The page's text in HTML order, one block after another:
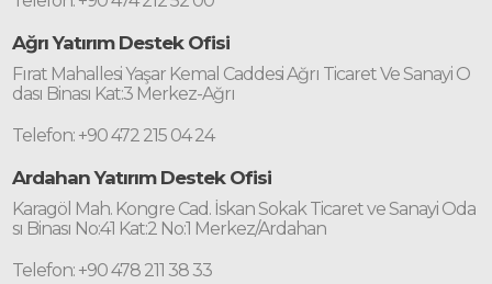
Ağrı Yatırım Destek Ofisi
Fırat Mahallesi Yaşar Kemal Caddesi Ağrı Ticaret Ve Sanayi O
dası Binası Kat:3 Merkez-Ağrı
Telefon: +90 472 215 04 24
Ardahan Yatırım Destek Ofisi
Karagöl Mah. Kongre Cad. İskan Sokak Ticaret ve Sanayi Oda
sı Binası No:41 Kat:2 No:1 Merkez/Ardahan
Telefon: +90 478 211 38 33